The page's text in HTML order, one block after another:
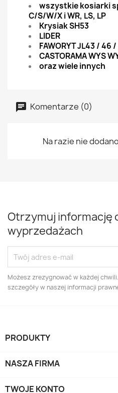
wszystkie kosiarki
C/S/W/X i WR, LS, LP
Krysiak SH53
LIDER
FAWORYT JL43 / 46
CASTORAMA WYS
oraz wiele innych
Komentarze (0)
Na razie nie
Otrzymuj informację
wyprzedażach
Możesz zrezygnować w każdej
szczegóły w naszej informacji
PRODUKTY
NASZA FIRMA
TWOJE KONTO